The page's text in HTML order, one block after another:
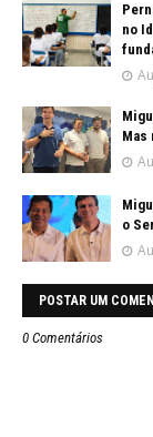
no
Mas
o
POSTAR UM
0 Comentários